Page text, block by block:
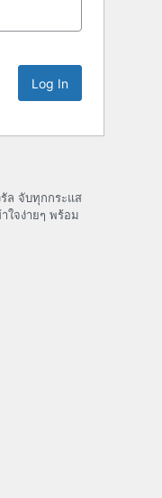
ล จับทุกกระแส
ใจง่ายๆ พร้อม